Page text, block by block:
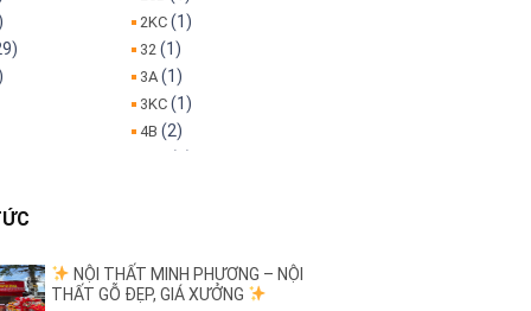
2KC(1)
32 (1)
3A(1)
3KC(1)
4B (2)
9KC(1)
A Dừa(5)
NỘI THẤT MINH PHƯƠNG – NỘI
THẤT GỖ ĐẸP, GIÁ XƯỞNG